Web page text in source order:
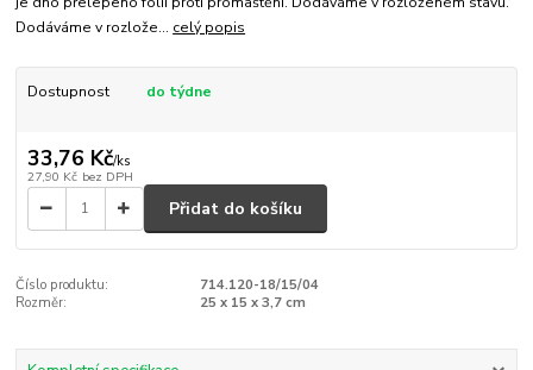
Dodáváme v rozlože... celý popis
Dostupnost do týdne
33,76 Kč/ks
27,90 Kč bez DPH
Přidat do košíku
Číslo produktu:
714.120-18/15/04
Rozměr:
25 x 15 x 3,7 cm